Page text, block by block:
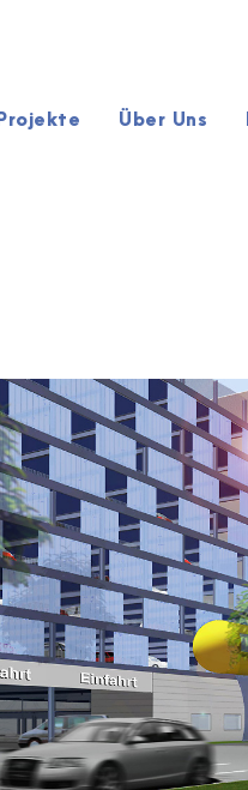
Projekte Über Uns